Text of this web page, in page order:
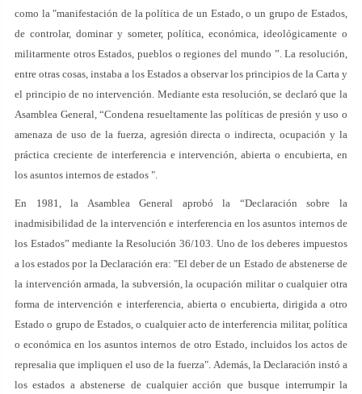
como la "manifestación de la política de un Estado, o un grupo de Estados,
de controlar, dominar y someter, política, económica, ideológicamente o
militarmente otros Estados, pueblos o regiones del mundo ”. La resolución,
entre otras cosas, instaba a los Estados a observar los principios de la Carta y
el principio de no intervención. Mediante esta resolución, se declaró que la
Asamblea General, “Condena resueltamente las políticas de presión y uso o
amenaza de uso de la fuerza, agresión directa o indirecta, ocupación y la
práctica creciente de interferencia e intervención, abierta o encubierta, en
los asuntos internos de estados ".
En 1981, la Asamblea General aprobó la “Declaración sobre la
inadmisibilidad de la intervención e interferencia en los asuntos internos de
los Estados” mediante la Resolución 36/103. Uno de los deberes impuestos
a los estados por la Declaración era: "El deber de un Estado de abstenerse de
la intervención armada, la subversión, la ocupación militar o cualquier otra
forma de intervención e interferencia, abierta o encubierta, dirigida a otro
Estado o grupo de Estados, o cualquier acto de interferencia militar, política
o económica en los asuntos internos de otro Estado, incluidos los actos de
represalia que impliquen el uso de la fuerza". Además, la Declaración instó a
los estados a abstenerse de cualquier acción que busque interrumpir la